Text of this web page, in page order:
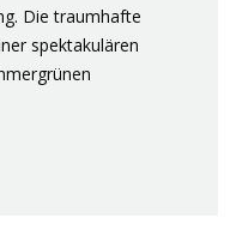
Die traumhafte
spektakulären